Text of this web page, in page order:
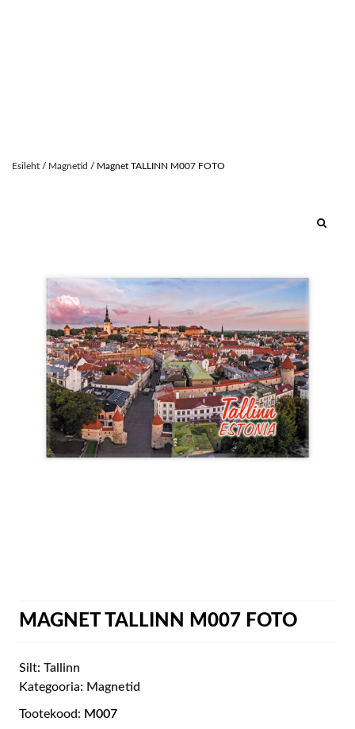
Esileht / Magnetid / Magnet TALLINN M007 FOTO
MAGNET TALLINN M007 FOTO
Tootekood: M007
Kategooria: Magnetid
Silt: Tallinn